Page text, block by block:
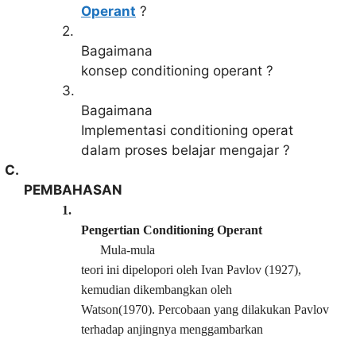
Operant ?
2.
Bagaimana
konsep conditioning operant ?
3.
Bagaimana
Implementasi conditioning operat
dalam proses belajar mengajar ?
C.
PEMBAHASAN
1.
Pengertian Conditioning Operant
Mula-mula
teori ini dipelopori oleh Ivan Pavlov (1927),
kemudian dikembangkan oleh
Watson(1970). Percobaan yang dilakukan Pavlov
terhadap anjingnya menggambarkan